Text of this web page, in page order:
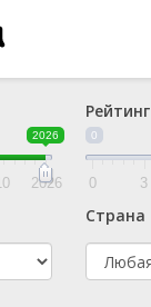
2026
2026
Рейтинг
0
0 3
Страна